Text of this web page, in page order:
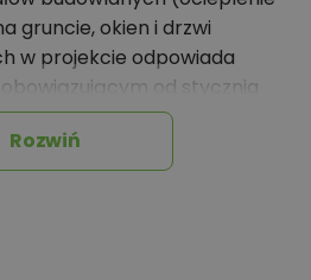
budowy domu według
- np. wymiary
materiały?
gruncie, okien i drzwi
w projekcie odpowiada
od stycznia
bloczki gazobetonowe gr.
wapiennej lub
Rozwiń